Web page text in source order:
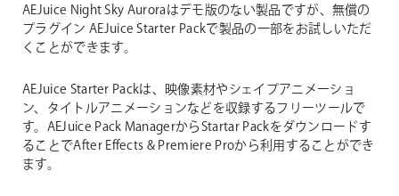
AEJuice Night Sky Auroraはデモ版のない製品ですが、無償の
プラグイン AEJuice Starter Packで製品の一部をお試しいただ
くことができます。
AEJuice Starter Packは、映像素材やシェイプアニメーショ
ン、タイトルアニメーションなどを収録するフリーツールで
す。AEJuice Pack ManagerからStartar Packをダウンロードす
ることでAfter Effects & Premiere Proから利用することができ
ます。